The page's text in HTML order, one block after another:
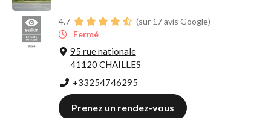
4.7
(sur 17 avis Google)
Fermé
95 rue nationale
41120 CHAILLES
+33254746295
Prenez un rendez-vous